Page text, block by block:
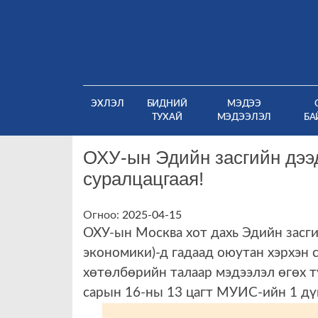
ЭХЛЭЛ (CURRENT)
БИДНИЙ
ТУХАЙ
МЭДЭЭ
МЭДЭЭЛЭЛ
ОХУ-ын Эдийн засгийн дээд
суралцацгаая!
Огноо: 2025-04-15
ОХУ-ын Москва хот дахь Эдийн
экономики)-д гадаад оюутан хэрхэн
хөтөлбөрийн талаар мэдээлэл өгөх
сарын 16-ны 13 цагт МУИС-ийн 1